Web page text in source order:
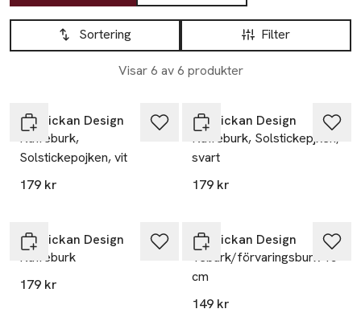
Hoppa till produktsidan
Filter
Sortering
Visar 6 av 6 produkter
Lista över produkter
Solstickan Design
Kaffeburk,
Solstickepojken, vit
179 kr
Solstickan Design
Kaffeburk, Solstickepjken,
svart
179 kr
Solstickan Design
Kaffeburk
179 kr
Solstickan Design
Teburk/förvaringsburk 15
cm
149 kr